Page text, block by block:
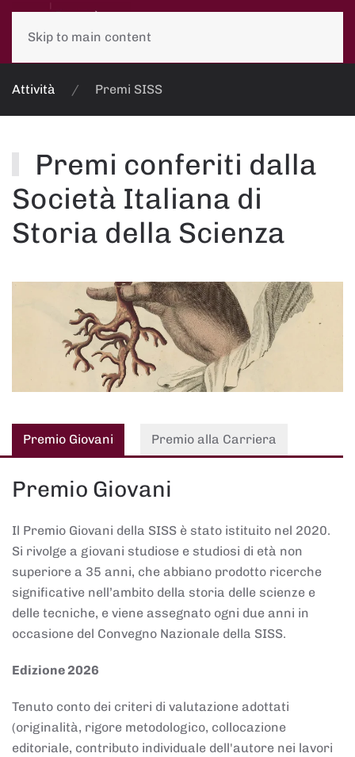
Skip to main content
Attività Premi SISS
Premi conferiti dalla
Società Italiana di
Storia della Scienza
Premio Giovani Premio alla Carriera
Premio Giovani
Il Premio Giovani della SISS è stato istituito nel 2020.
Si rivolge a giovani studiose e studiosi di età non
superiore a 35 anni, che abbiano prodotto ricerche
significative nell’ambito della storia delle scienze e
delle tecniche, e viene assegnato ogni due anni in
occasione del Convegno Nazionale della SISS.
Edizione 2026
Tenuto conto dei criteri di valutazione adottati
(originalità, rigore metodologico, collocazione
editoriale, contributo individuale dell'autore nei lavori